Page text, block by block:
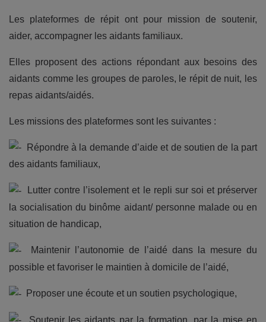
Les plateformes de répit ont pour mission de soutenir,
aider, accompagner les aidants familiaux.
Elles proposent des actions répondant aux besoins des
aidants comme les groupes de paroles, le répit de nuit, les
repas aidants/aidés.
Les missions des plateformes sont les suivantes :
Répondre à la demande d’aide et de soutien de la part
des aidants familiaux,
Lutter contre l’isolement et le repli sur soi et préserver
la socialisation du binôme aidant/ personne malade ou en
situation de handicap,
Maintenir l’autonomie de l’aidé dans la mesure du
possible et favoriser le maintien à domicile de l’aidé,
Proposer une écoute et un soutien psychologique,
Soutenir les aidants par la formation, par la mise en